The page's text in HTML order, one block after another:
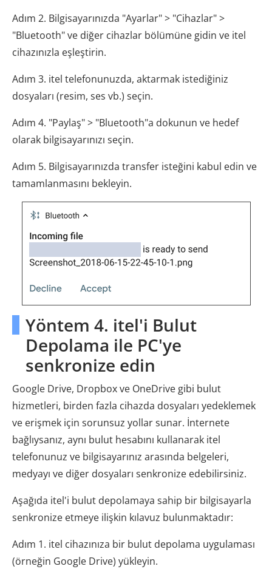
Adım 2. Bilgisayarınızda "Ayarlar" > "Cihazlar" >
"Bluetooth" ve diğer cihazlar bölümüne gidin ve itel
cihazınızla eşleştirin.
Adım 3. itel telefonunuzda, aktarmak istediğiniz
dosyaları (resim, ses vb.) seçin.
Adım 4. "Paylaş" > "Bluetooth"a dokunun ve hedef
olarak bilgisayarınızı seçin.
Adım 5. Bilgisayarınızda transfer isteğini kabul edin ve
tamamlanmasını bekleyin.
Yöntem 4. itel'i Bulut
Depolama ile PC'ye
senkronize edin
Google Drive, Dropbox ve OneDrive gibi bulut
hizmetleri, birden fazla cihazda dosyaları yedeklemek
ve erişmek için sorunsuz yollar sunar. İnternete
bağlıysanız, aynı bulut hesabını kullanarak itel
telefonunuz ve bilgisayarınız arasında belgeleri,
medyayı ve diğer dosyaları senkronize edebilirsiniz.
Aşağıda itel'i bulut depolamaya sahip bir bilgisayarla
senkronize etmeye ilişkin kılavuz bulunmaktadır:
Adım 1. itel cihazınıza bir bulut depolama uygulaması
(örneğin Google Drive) yükleyin.